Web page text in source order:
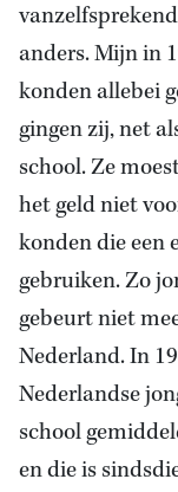
anders. Mijn in
konden allebei
gingen zij, net
school. Ze
het geld niet
konden die een
gebruiken. Zo
gebeurt niet
Nederland. In
Nederlandse
school
en die is